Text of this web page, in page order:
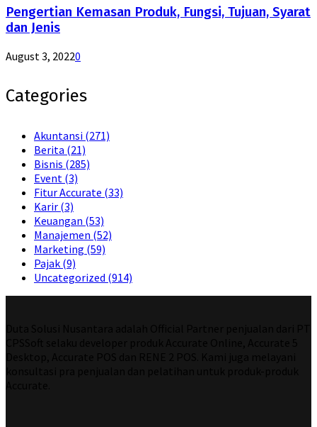
Pengertian Kemasan Produk, Fungsi, Tujuan, Syarat
dan Jenis
August 3, 20220
Categories
Akuntansi (271)
Berita (21)
Bisnis (285)
Event (3)
Fitur Accurate (33)
Karir (3)
Keuangan (53)
Manajemen (52)
Marketing (59)
Pajak (9)
Uncategorized (914)